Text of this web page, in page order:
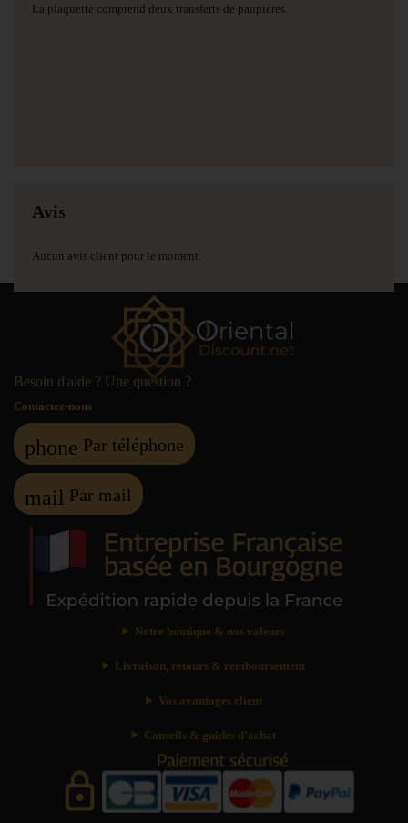
La plaquette comprend deux transferts de paupières.
Avis
Aucun avis client pour le moment.
Besoin d'aide ? Une question ?
Contactez-nous
phone Par téléphone
mail Par mail
Notre boutique & nos valeurs
Livraison, retours & remboursement
Vos avantages client
Conseils & guides d’achat